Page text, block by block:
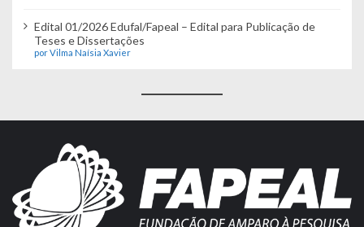
Edital 01/2026 Edufal/Fapeal – Edital para Publicação de
Teses e Dissertações
por Vilma Naísia Xavier